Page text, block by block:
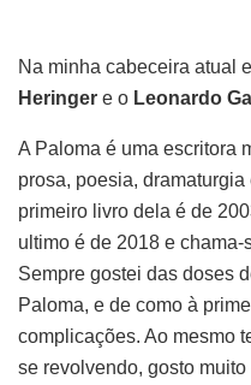
Na minha cabeceira atual
Heringer e o Leonardo
A Paloma é uma escritora
prosa, poesia,
primeiro livro dela é de
ultimo é de 2018 e chama-
Sempre gostei das doses
Paloma, e de como à
complicações. Ao mesmo
se revolvendo, gosto